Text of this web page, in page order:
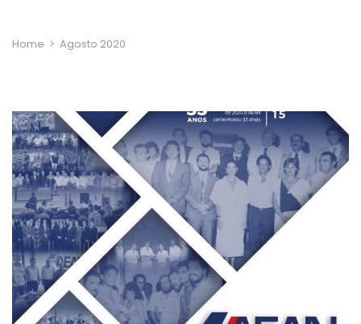
Home > Agosto 2020